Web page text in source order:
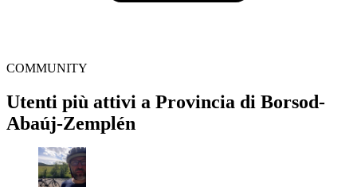
COMMUNITY
Utenti più attivi a Provincia di Borsod-
Abaúj-Zemplén